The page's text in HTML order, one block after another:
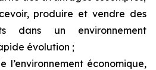
produire et vendre des
dans un environnement
évolution ;
l’environnement économique,